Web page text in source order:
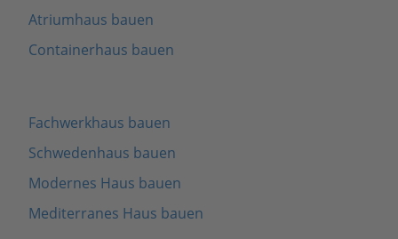
Atriumhaus bauen
Containerhaus bauen
Fachwerkhaus bauen
Schwedenhaus bauen
Modernes Haus bauen
Mediterranes Haus bauen